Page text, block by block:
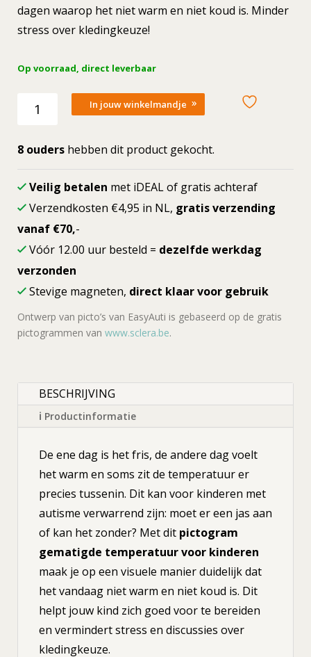
dagen waarop het niet warm en niet koud is. Minder
stress over kledingkeuze!
Op voorraad, direct leverbaar
picto
koud,
warm
(temperatuur)
aantal
In jouw winkelmandje
8 ouders hebben dit product gekocht.
Veilig betalen met iDEAL of gratis achteraf
Verzendkosten €4,95 in NL, gratis verzending
vanaf €70,-
Vóór 12.00 uur besteld = dezelfde werkdag
verzonden
Stevige magneten, direct klaar voor gebruik
Ontwerp van picto’s van EasyAuti is gebaseerd op de gratis
pictogrammen van www.sclera.be.
BESCHRIJVING
ℹ Productinformatie
De ene dag is het fris, de andere dag voelt
het warm en soms zit de temperatuur er
precies tussenin. Dit kan voor kinderen met
autisme verwarrend zijn: moet er een jas aan
of kan het zonder? Met dit pictogram
gematigde temperatuur voor kinderen
maak je op een visuele manier duidelijk dat
het vandaag niet warm en niet koud is. Dit
helpt jouw kind zich goed voor te bereiden
en vermindert stress en discussies over
kledingkeuze.